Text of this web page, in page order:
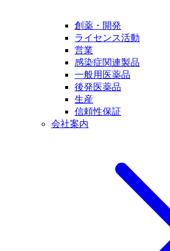
創薬・開発
ライセンス活動
営業
感染症関連製品
一般用医薬品
後発医薬品
生産
信頼性保証
会社案内